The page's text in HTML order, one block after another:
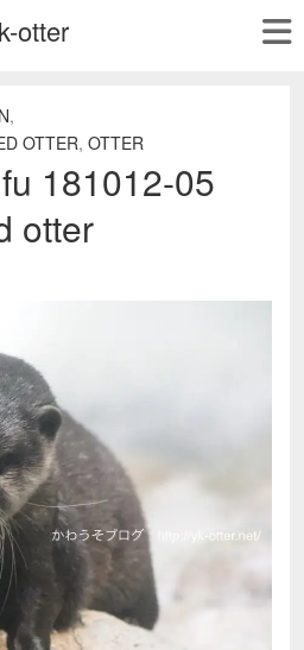
otter
,
OTTER, OTTER
181012-05
otter